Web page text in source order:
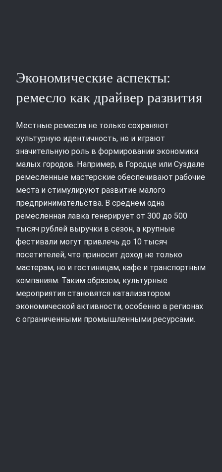
Экономические аспекты:
ремесло как драйвер развития
Местные ремесла не только сохраняют
культурную идентичность, но и играют
значительную роль в формировании экономики
малых городов. Например, в Городце или Суздале
ремесленные мастерские обеспечивают рабочие
места и стимулируют развитие малого
предпринимательства. В среднем одна
ремесленная лавка генерирует от 300 до 500
тысяч рублей выручки в сезон, а крупные
фестивали могут привлечь до 10 тысяч
посетителей, что приносит доход не только
мастерам, но и гостиницам, кафе и транспортным
компаниям. Таким образом, культурные
мероприятия становятся катализатором
экономической активности, особенно в регионах
с ограниченными промышленными ресурсами.